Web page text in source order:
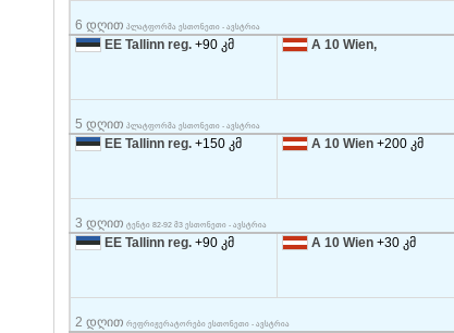
6 დღით პლატფორმა ესთონეთი - ავსტრია
EE Tallinn reg. +90 კმ A 10 Wien,
5 დღით პლატფორმა ესთონეთი - ავსტრია
EE Tallinn reg. +150 კმ A 10 Wien +200 კმ
3 დღით ტენტი 82-92 მ3 ესთონეთი - ავსტრია
EE Tallinn reg. +90 კმ A 10 Wien +30 კმ
2 დღით რეფრიჟერატორები ესთონეთი - ავსტრია